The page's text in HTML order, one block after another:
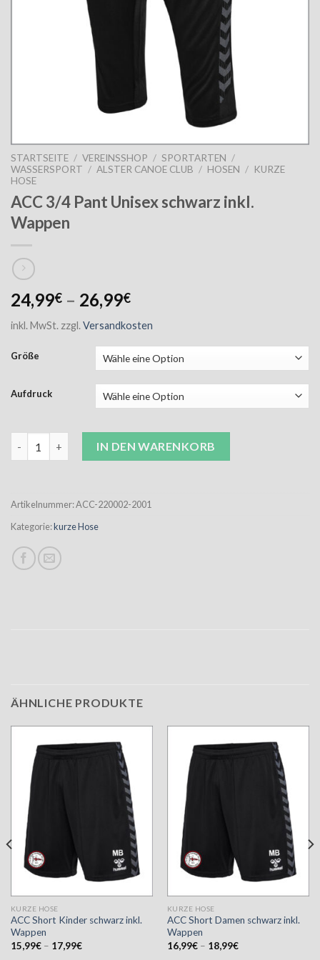
STARTSEITE / VEREINSSHOP / SPORTARTEN /
WASSERSPORT / ALSTER CANOE CLUB / HOSEN / KURZE
HOSE
ACC 3/4 Pant Unisex schwarz inkl.
Wappen
24,99€ – 26,99€
inkl. MwSt. zzgl. Versandkosten
Größe
Aufdruck
IN DEN WARENKORB
Artikelnummer:ACC-220002-2001
Kategorie:kurze Hose
ÄHNLICHE PRODUKTE
KURZE HOSE
ACC Short Kinder schwarz inkl.
Wappen
15,99€– 17,99€
KURZE HOSE
ACC Short Damen schwarz inkl.
Wappen
16,99€– 18,99€